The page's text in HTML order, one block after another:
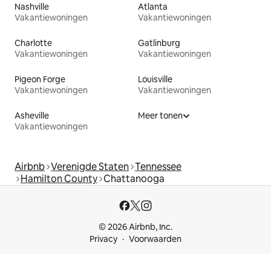
Nashville
Vakantiewoningen
Atlanta
Vakantiewoningen
Charlotte
Vakantiewoningen
Gatlinburg
Vakantiewoningen
Pigeon Forge
Vakantiewoningen
Louisville
Vakantiewoningen
Asheville
Vakantiewoningen
Meer tonen
Airbnb Verenigde Staten Tennessee
Hamilton County Chattanooga
© 2026 Airbnb, Inc.
Privacy
Voorwaarden